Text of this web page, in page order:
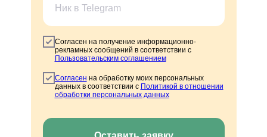
Согласен на получение информационно-
рекламных сообщений в соответствии с
Пользовательским соглашением
Согласен на обработку моих персональных
данных в соответствии с Политикой в отношении
обработки персональных данных